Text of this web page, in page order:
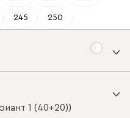
245 250
1 (40+20))